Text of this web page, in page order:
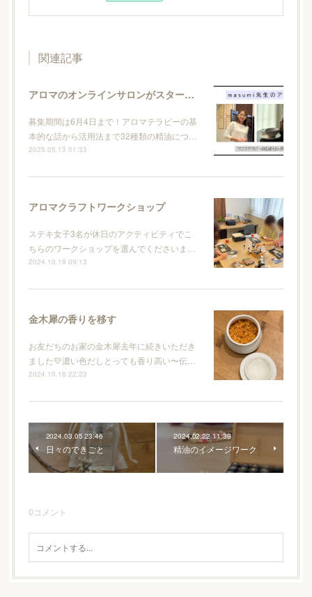
関連記事
アロマのオンラインサロンがスタートします
募集期間は6月4日まで！アロマテラピーの基
本的な話から活用法まで32種類の精油につ…
2025.05.13 01:33
アロマクラフトワークショップ
ステキ女子3名が休日のアクティビティでこ
ちらのワークショップを選んでくださいま…
2024.10.19 09:13
金木犀の香りを移す
お友だちのお家の金木犀去年に続きいただき
ました💛濃い色だしとっても香り高い〜伝…
2024.10.18 22:23
2024.03.05 23:46
日々のできごと
2024.02.22 11:39
精油のイメージワーク
0コメント